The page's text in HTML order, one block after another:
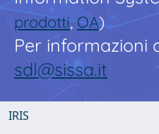
prodotti,OA)
Per informazioni
sdl@sissa.it
IRIS